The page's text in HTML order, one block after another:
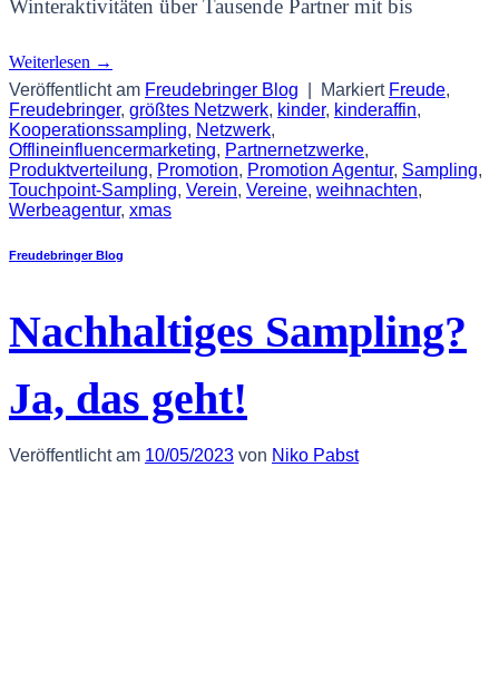
Winteraktivitäten über Tausende Partner mit bis
Weiterlesen →
Veröffentlicht am Freudebringer Blog Markiert Freude,
Freudebringer, größtes Netzwerk, kinder, kinderaffin,
Kooperationssampling, Netzwerk,
Offlineinfluencermarketing, Partnernetzwerke,
Produktverteilung, Promotion, Promotion Agentur, Sampling,
Touchpoint-Sampling, Verein, Vereine, weihnachten,
Werbeagentur, xmas
Freudebringer Blog
Nachhaltiges Sampling?
Ja, das geht!
Veröffentlicht am 10/05/2023 von Niko Pabst